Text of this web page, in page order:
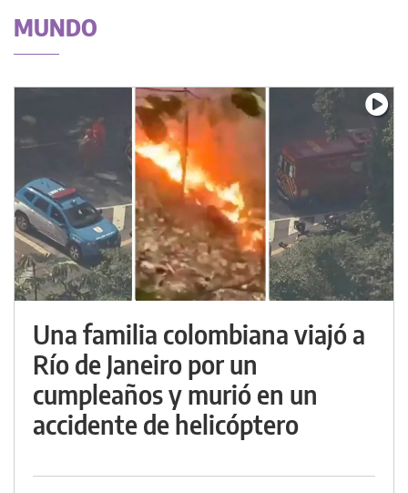
MUNDO
Una familia colombiana viajó a
Río de Janeiro por un
cumpleaños y murió en un
accidente de helicóptero